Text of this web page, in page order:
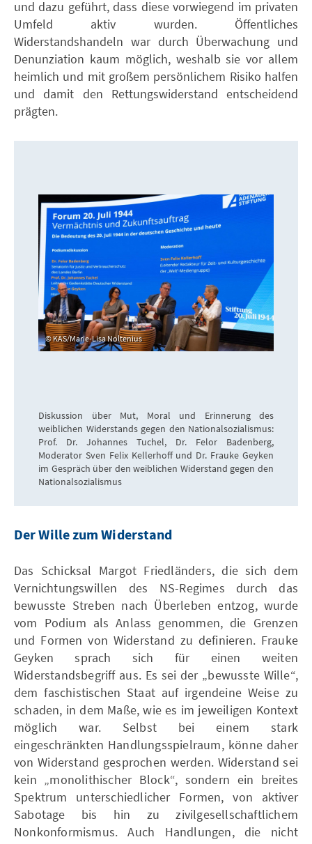
und dazu geführt, dass diese vorwiegend im privaten
Umfeld aktiv wurden. Öffentliches
Widerstandshandeln war durch Überwachung und
Denunziation kaum möglich, weshalb sie vor allem
heimlich und mit großem persönlichem Risiko halfen
und damit den Rettungswiderstand entscheidend
prägten.
KAS/Marie-Lisa Noltenius
Diskussion über Mut, Moral und Erinnerung des
weiblichen Widerstands gegen den Nationalsozialismus:
Prof. Dr. Johannes Tuchel, Dr. Felor Badenberg,
Moderator Sven Felix Kellerhoff und Dr. Frauke Geyken
im Gespräch über den weiblichen Widerstand gegen den
Nationalsozialismus
Der Wille zum Widerstand
Das Schicksal Margot Friedländers, die sich dem
Vernichtungswillen des NS-Regimes durch das
bewusste Streben nach Überleben entzog, wurde
vom Podium als Anlass genommen, die Grenzen
und Formen von Widerstand zu definieren. Frauke
Geyken sprach sich für einen weiten
Widerstandsbegriff aus. Es sei der „bewusste Wille“,
dem faschistischen Staat auf irgendeine Weise zu
schaden, in dem Maße, wie es im jeweiligen Kontext
möglich war. Selbst bei einem stark
eingeschränkten Handlungsspielraum, könne daher
von Widerstand gesprochen werden. Widerstand sei
kein „monolithischer Block“, sondern ein breites
Spektrum unterschiedlicher Formen, von aktiver
Sabotage bis hin zu zivilgesellschaftlichem
Nonkonformismus. Auch Handlungen, die nicht